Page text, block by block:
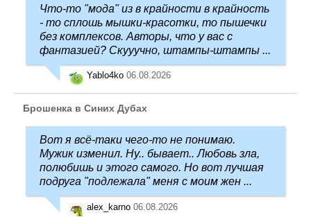
Что-то "мода" из в крайности в крайность
- то сплошь мышки-красотки, то пышечки
без комплексов. Авторы, что у вас с
фантазией? Скууучно, штампы-штампы ...
Yablo4ko 06.08.2026
Брошенка в Синих Дубах
Вот я всё-таки чего-то не понимаю.
Мужик изменил. Ну.. бывает.. Любовь зла,
полюбишь и этого самого. Но вот лучшая
подруга "подлежала" меня с моим жен ...
alex_karno 06.08.2026